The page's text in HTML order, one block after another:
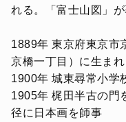
れる。「富士山図」
1889年 東京府東京市
京橋一丁目）に生まれ
1900年 城東尋常小学
1905年 梶田半古の門
径に日本画を師事